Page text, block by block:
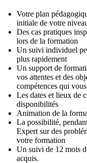
Votre plan
initiale de votre
Des cas pratiques
lors de la formation
Un suivi individuel
plus rapidement
Un support de
vos attentes et des
compétences qui
Les dates et lieux de
disponibilités
Animation de la
La possibilité,
Expert sur des
votre formation
Un suivi de 12 mois
acquis.